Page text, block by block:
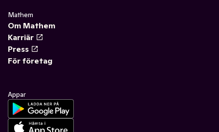
Mathem
Om Mathem
Karriär
Press
För företag
Appar